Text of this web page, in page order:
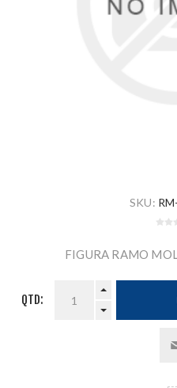
SKU:
FIGURA RAMO
QTD: